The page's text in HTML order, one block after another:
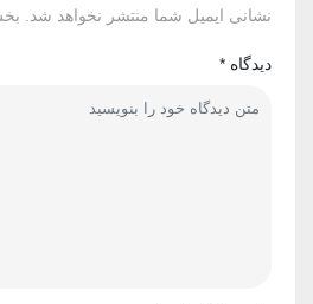
نشانی ایمیل شما منتشر نخواهد شد.
دیدگاه *